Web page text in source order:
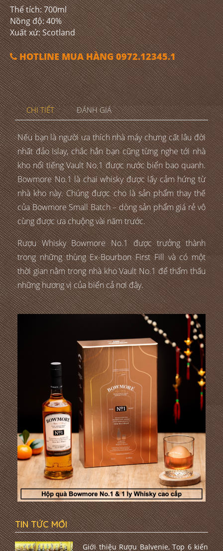
Thể tích: 700ml
Nồng độ: 40%
Xuất xứ: Scotland
HOTLINE MUA HÀNG 0972.12345.1
CHI TIẾT ĐÁNH GIÁ
Nếu bạn là người ưa thích nhà máy chưng cất lâu đời
nhất đảo Islay, chắc hẳn bạn cũng từng nghe tới nhà
kho nổi tiếng Vault No.1 được nước biển bao quanh.
Bowmore No.1 là chai whisky được lấy cảm hứng từ
nhà kho này. Chúng được cho là sản phẩm thay thế
của Bowmore Small Batch – dòng sản phẩm giá rẻ vô
cùng được ưa chuộng vài năm trước.
Rượu Whisky Bowmore No.1 được trưởng thành
trong những thùng Ex-Bourbon First Fill và có một
thời gian nằm trong nhà kho Vault No.1 để thẩm thấu
những hương vị của biển cả nơi đây.
TIN TỨC MỚI
Giới thiệu Rượu Balvenie, Top 6 kiến